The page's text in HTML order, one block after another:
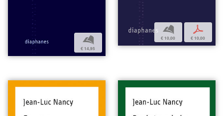
b
€ 14,95
b
€ 10,00
p
€ 10,00